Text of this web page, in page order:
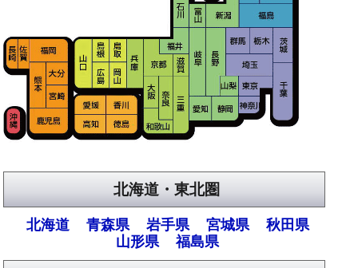
北海道・東北圏
北海道 青森県 岩手県 宮城県
秋田県
山形県
福島県